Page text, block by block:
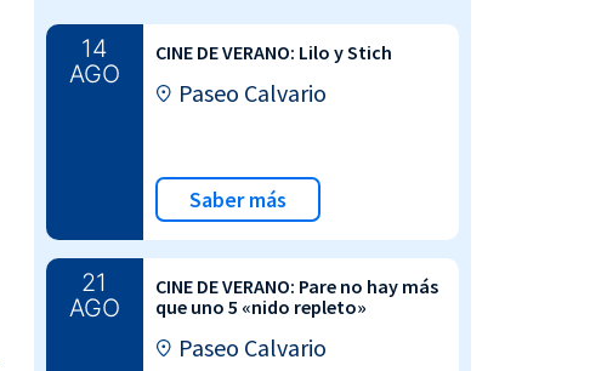
14
AGO
CINE DE VERANO: Lilo y Stich
Paseo Calvario
Saber más
21
AGO
CINE DE VERANO: Pare no hay más
que uno 5 «nido repleto»
Paseo Calvario